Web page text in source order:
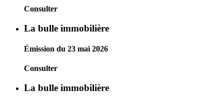
Consulter
La bulle immobilière
Émission du 23 mai 2026
Consulter
La bulle immobilière